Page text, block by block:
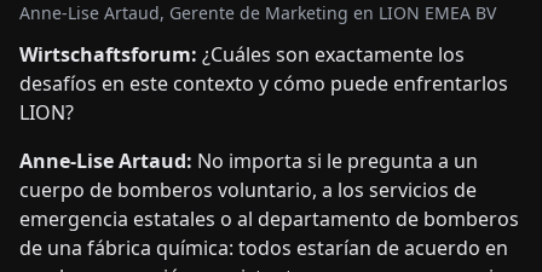
Anne-Lise Artaud, Gerente de Marketing en LION EMEA BV
Wirtschaftsforum: ¿Cuáles son exactamente los
desafíos en este contexto y cómo puede enfrentarlos
LION?
Anne-Lise Artaud: No importa si le pregunta a un
cuerpo de bomberos voluntario, a los servicios de
emergencia estatales o al departamento de bomberos
de una fábrica química: todos estarían de acuerdo en